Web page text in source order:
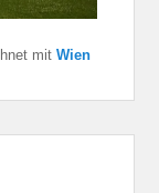
mit Wien